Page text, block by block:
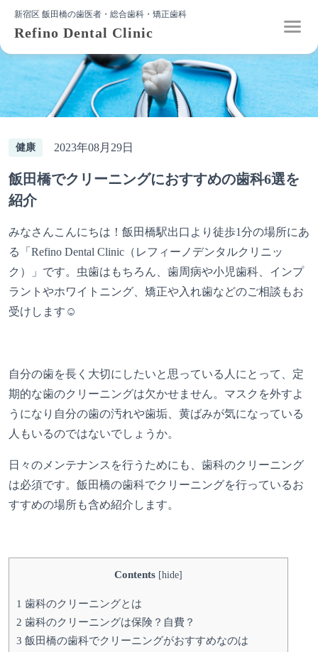
新宿区 飯田橋の歯医者・総合歯科・矯正歯科
Refino Dental Clinic
健康 2023年08月29日
飯田橋でクリーニングにおすすめの歯科6選を
紹介
みなさんこんにちは！飯田橋駅出口より徒歩1分の場所にあ
る「Refino Dental Clinic（レフィーノデンタルクリニッ
ク）」です。虫歯はもちろん、歯周病や小児歯科、インプ
ラントやホワイトニング、矯正や入れ歯などのご相談もお
受けします☺
自分の歯を長く大切にしたいと思っている人にとって、定
期的な歯のクリーニングは欠かせません。マスクを外すよ
うになり自分の歯の汚れや歯垢、黄ばみが気になっている
人もいるのではないでしょうか。
日々のメンテナンスを行うためにも、歯科のクリーニング
は必須です。飯田橋の歯科でクリーニングを行っているお
すすめの場所も含め紹介します。
Contents [hide]
1 歯科のクリーニングとは
2 歯科のクリーニングは保険？自費？
3 飯田橋の歯科でクリーニングがおすすめなのは